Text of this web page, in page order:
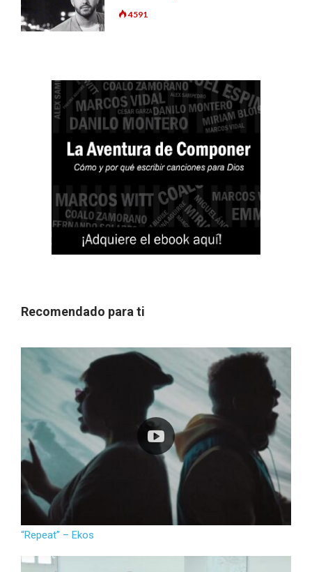
4591
Recomendado para ti
“Repeat” – Ekos